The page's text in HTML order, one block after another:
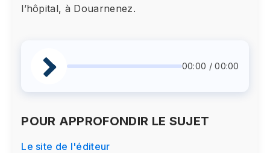
l’hôpital, à Douarnenez.
00:00 / 00:00
POUR APPROFONDIR LE SUJET
Le site de l'éditeur